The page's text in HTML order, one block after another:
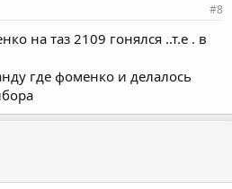
#8
на таз 2109 гонялся ..т.е . в
где фоменко и делалось